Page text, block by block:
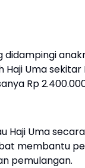
Uma sekitar
Rp
Haji Uma
membantu
pemulangan.